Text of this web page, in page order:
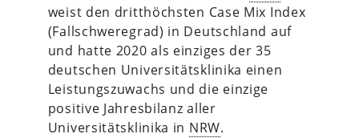
weist den dritthöchsten Case Mix Index
(Fallschweregrad) in Deutschland auf
und hatte 2020 als einziges der 35
deutschen Universitätsklinika einen
Leistungszuwachs und die einzige
positive Jahresbilanz aller
Universitätsklinika in NRW.